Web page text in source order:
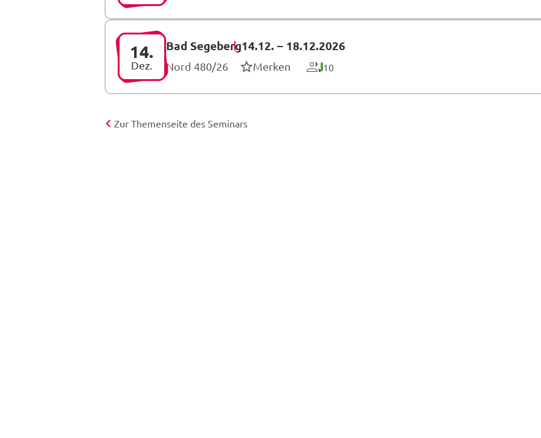
14.
Dez.
Bad Segeberg14.12. – 18.12.2026
Nord 480/26 Merken 10
Zur Themenseite des Seminars